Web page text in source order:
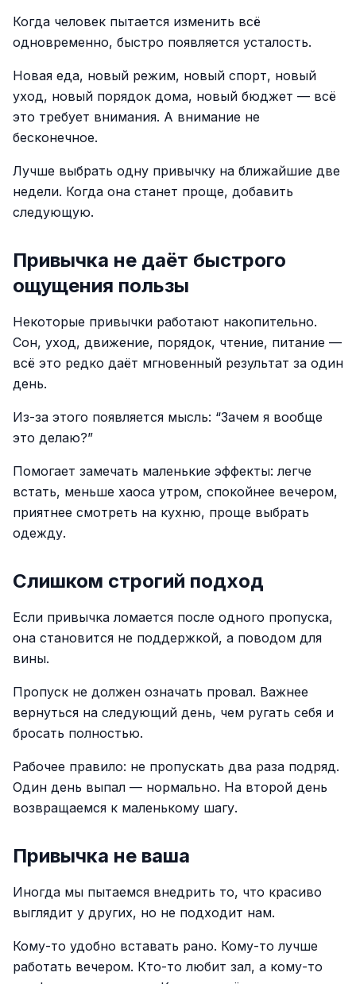
Когда человек пытается изменить всё
одновременно, быстро появляется усталость.
Новая еда, новый режим, новый спорт, новый
уход, новый порядок дома, новый бюджет — всё
это требует внимания. А внимание не
бесконечное.
Лучше выбрать одну привычку на ближайшие две
недели. Когда она станет проще, добавить
следующую.
Привычка не даёт быстрого
ощущения пользы
Некоторые привычки работают накопительно.
Сон, уход, движение, порядок, чтение, питание —
всё это редко даёт мгновенный результат за один
день.
Из-за этого появляется мысль: “Зачем я вообще
это делаю?”
Помогает замечать маленькие эффекты: легче
встать, меньше хаоса утром, спокойнее вечером,
приятнее смотреть на кухню, проще выбрать
одежду.
Слишком строгий подход
Если привычка ломается после одного пропуска,
она становится не поддержкой, а поводом для
вины.
Пропуск не должен означать провал. Важнее
вернуться на следующий день, чем ругать себя и
бросать полностью.
Рабочее правило: не пропускать два раза подряд.
Один день выпал — нормально. На второй день
возвращаемся к маленькому шагу.
Привычка не ваша
Иногда мы пытаемся внедрить то, что красиво
выглядит у других, но не подходит нам.
Кому-то удобно вставать рано. Кому-то лучше
работать вечером. Кто-то любит зал, а кому-то